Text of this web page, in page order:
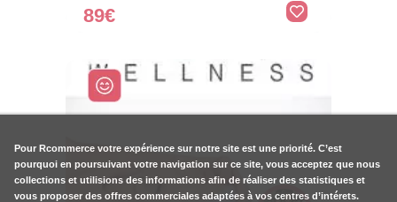
89€
Pour Rcommerce votre expérience sur notre site est une priorité. C’est
pourquoi en poursuivant votre navigation sur ce site, vous acceptez que nous
collections et utilisions des informations afin de réaliser des statistiques et
vous proposer des offres commerciales adaptées à vos centres d’intérets.